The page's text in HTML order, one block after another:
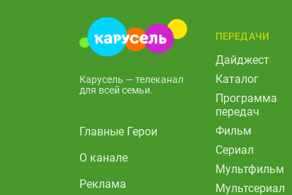
Карусель — телеканал
для всей семьи.
Главные Герои
О канале
Реклама
ПЕРЕДАЧИ
Дайджест
Каталог
Программа
передач
Фильм
Сериал
Мультфильм
Мультсериал